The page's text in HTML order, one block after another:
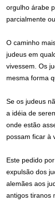
orgulho árabe
parcialmente
O caminho
judeus em
vivessem. Os
mesma forma
Se os judeus
a idéia de
onde estão
possam ficar à
Este pedido
expulsão dos
alemães aos
antigos tiranos